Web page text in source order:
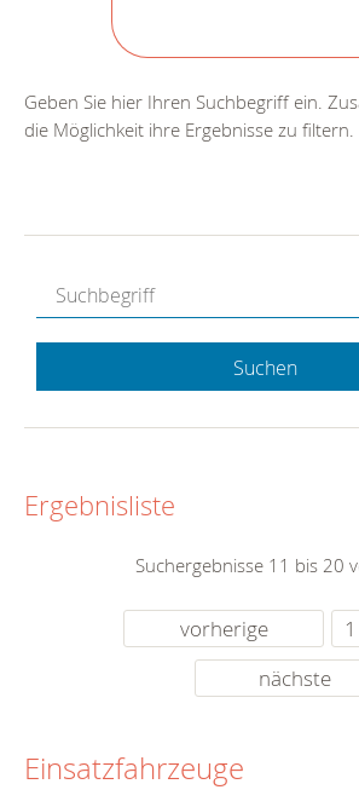
Geben Sie hier Ihren Suchbegriff ein.
die Möglichkeit ihre Ergebnisse zu filtern.
Suchen
Ergebnisliste
Suchergebnisse 11 bis 20
vorherige 1
nächste
Einsatzfahrzeuge